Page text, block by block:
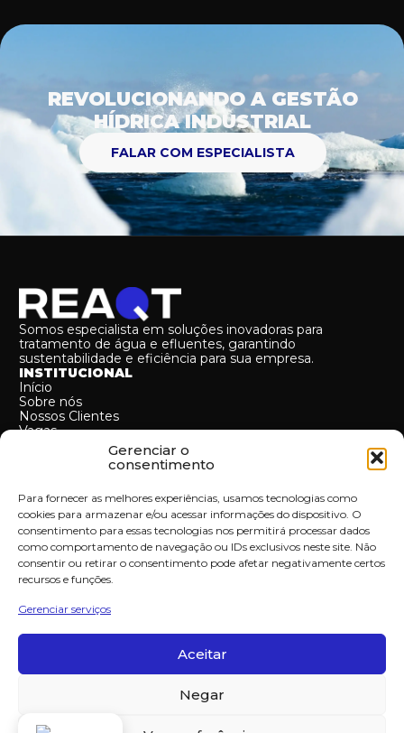
Gerenciar o
consentimento
Para fornecer as melhores experiências, usamos tecnologias como
cookies para armazenar e/ou acessar informações do dispositivo. O
consentimento para essas tecnologias nos permitirá processar dados
como comportamento de navegação ou IDs exclusivos neste site. Não
consentir ou retirar o consentimento pode afetar negativamente certos
recursos e funções.
Gerenciar serviços
Aceitar
Negar
REVOLUCIONANDO A GESTÃO
HÍDRICA INDUSTRIAL
FALAR COM ESPECIALISTA
Somos especialista em soluções inovadoras para
tratamento de água e efluentes, garantindo
sustentabilidade e eficiência para sua empresa.
INSTITUCIONAL
Início
Sobre nós
Nossos Clientes
Vagas
MAPA DO SITE
SERVIÇOS
B.O.O (Build-own & operate)
B.O.T (Build-Operate & Transfer)
Operação e manutenção
Turnkey
Projetos e consultorias
CONTATO:
+55 (11) 94513-2734
contato@reaqt.com.br
R. do Rocio, 313 - 4º ANDAR - Vila Olímpia, São Paulo -
CNPJ: